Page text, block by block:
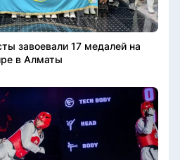
завоевали 17 медалей на
в Алматы